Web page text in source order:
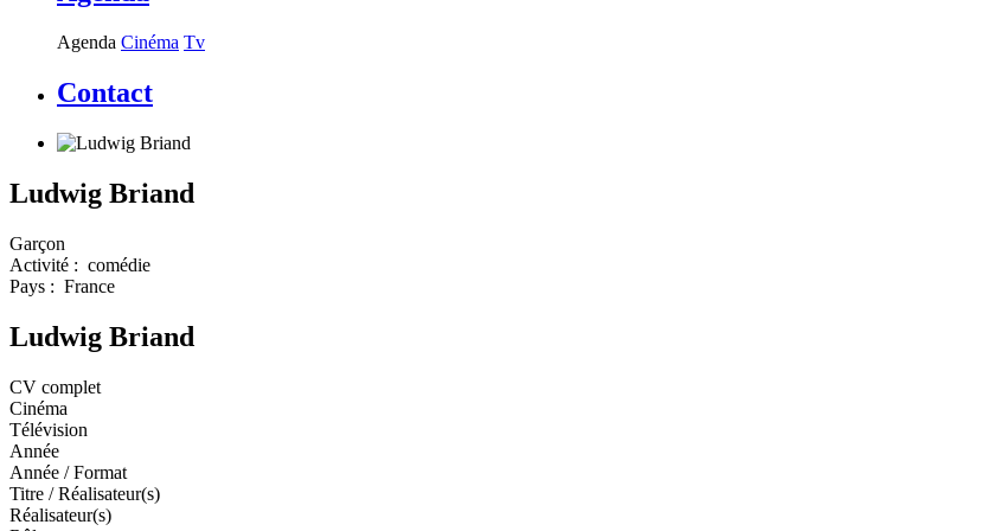
Agenda Cinéma Tv
Contact
Ludwig Briand
Garçon
Activité : comédie
Pays : France
Ludwig Briand
CV complet
Cinéma
Télévision
Année
Année /Format
Titre / Réalisateur(s)
Réalisateur(s)